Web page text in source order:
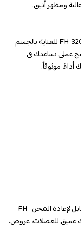
ومظهر أنيق.
جهاز تدليك العضلات اليدوي القابل لإعادة الشحن FH-320 للعناية بالجسم
عملي يساعدك في
موثوقاً.
جهاز تدليك العضلات اليدوي القابل لإعادة الشحن FH-
عميق للعضلات، عروض،